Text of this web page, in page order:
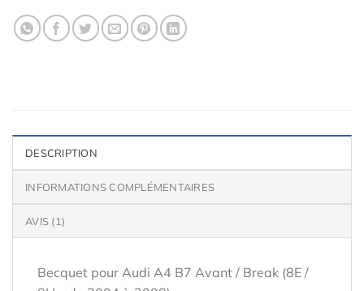
DESCRIPTION
INFORMATIONS COMPLÉMENTAIRES
AVIS (1)
Becquet pour Audi A4 B7 Avant / Break (8E /